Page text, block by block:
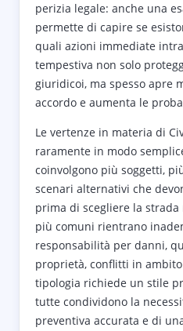
perizia legale: anche una
permette di capire se
quali azioni immediate
tempestiva non solo
giuridicoi, ma spesso apre
accordo e aumenta le
Le vertenze in materia di
raramente in modo
coinvolgono più soggetti,
scenari alternativi che
prima di scegliere la
più comuni rientrano
responsabilità per danni,
proprietà, conflitti in
tipologia richiede un stile
tutte condividono la
preventiva accurata e di